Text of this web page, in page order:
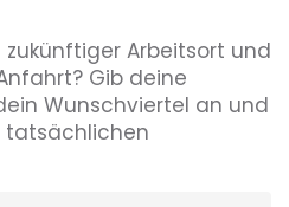
Arbeitsort und
Gib deine
Wunschviertel an und
tatsächlichen